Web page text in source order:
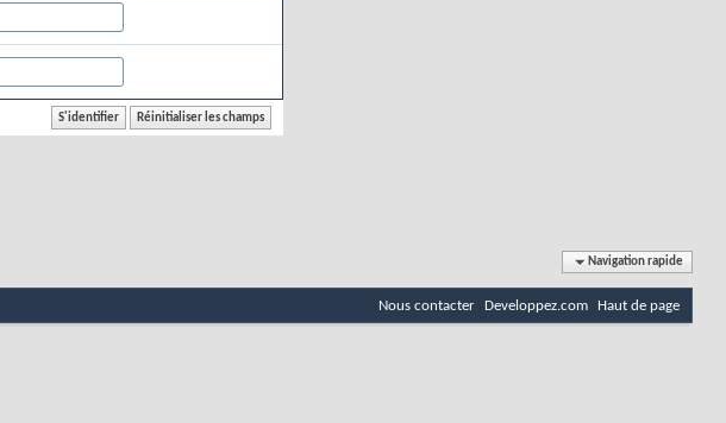
Navigation rapide
Nous contacter Developpez.com Haut de page